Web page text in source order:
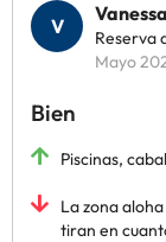
Vanessa
Reserva
Mayo
Bien
Piscinas,
La zona
tiran en